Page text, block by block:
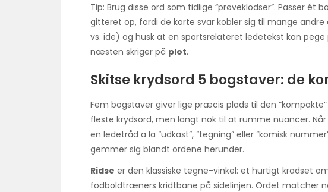
Tip: Brug disse ord som tidlige “prøveklodser”. Passer ét
gitteret op, fordi de korte svar kobler sig til mange andre
vs. ide) og husk at en sportsrelateret ledetekst kan pege
næsten skriger på plot.
Skitse krydsord 5 bogstaver: de
Fem bogstaver giver lige præcis plads til den
fleste krydsord, men langt nok til at rumme nuancer.
en ledetråd a la “udkast”, “tegning” eller “komisk
gemmer sig blandt ordene herunder.
Ridse er den klassiske tegne-vinkel: et hurtigt kradset
fodboldtræners kridtbane på sidelinjen. Ordet matcher